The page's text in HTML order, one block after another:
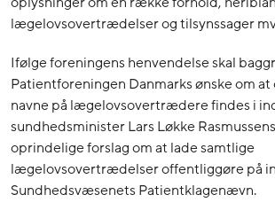
lægelovsovertrædelser og tilsynssager
Ifølge foreningens henvendelse skal
Patientforeningen Danmarks ønske om
navne på lægelovsovertrædere findes i
sundhedsminister Lars Løkke
oprindelige forslag om at lade samtlige
lægelovsovertrædelser offentliggøre på
Sundhedsvæsenets Patientklagenævn.